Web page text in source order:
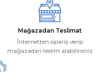
Mağazadan Teslimat
İnternetten sipariş verip
mağazadan teslim alabilirsiniz